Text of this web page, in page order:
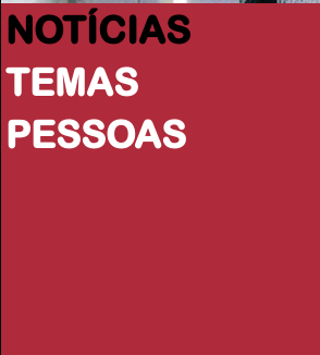
NOTÍCIAS
TEMAS
PESSOAS